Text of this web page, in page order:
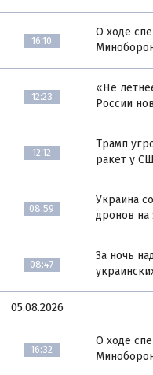
16:10
О ходе
12:23
«Не
России
12:12
Трамп
ракет у
08:59
Украина
дронов на
08:47
За ночь
05.08.2026
16:32
О ходе